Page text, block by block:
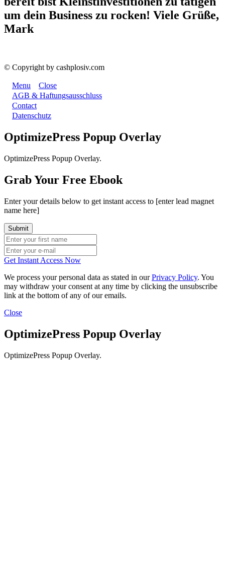
um dein Business zu rocken! Viele Grüße,
Mark
© Copyright by cashplosiv.com
Menu
Close
AGB & Haftungsausschluss
Contact
Datenschutz
OptimizePress Popup Overlay
OptimizePress Popup Overlay.
Grab Your Free Ebook
Enter your details below to get instant access to [enter lead magnet
name here]
Get Instant Access Now
We process your personal data as stated in ourPrivacy Policy. You
may withdraw your consent at any time by clicking the unsubscribe
link at the bottom of any of our emails.
Close
OptimizePress Popup Overlay
OptimizePress Popup Overlay.